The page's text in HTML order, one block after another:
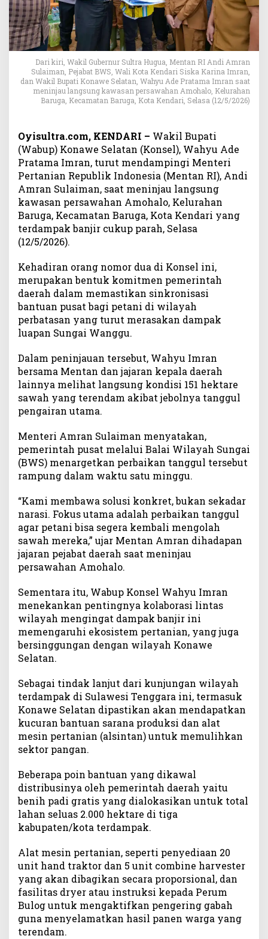
n
g
i
M
e
n
t
a
n
n
j
a
u
S
a
w
a
h
r
d
a
m
p
k
a
n
j
i
Dari kiri, Wakil Gubernur Sultra Hugua, Mentan RI Andi Amran
Sulaiman, Pejabat BWS, Wali Kota Kendari Siska Karina Imran,
dan Wakil Bupati Konawe Selatan, Wahyu Ade Pratama Imran saat
meninjau langsung kawasan persawahan Amohalo, Kelurahan
Baruga, Kecamatan Baruga, Kota Kendari, Selasa (12/5/2026)
Oyisultra.com, KENDARI – Wakil Bupati
(Wabup) Konawe Selatan (Konsel), Wahyu Ade
Pratama Imran, turut mendampingi Menteri
Pertanian Republik Indonesia (Mentan RI), Andi
Amran Sulaiman, saat meninjau langsung
kawasan persawahan Amohalo, Kelurahan
Baruga, Kecamatan Baruga, Kota Kendari yang
terdampak banjir cukup parah, Selasa
(12/5/2026).
Kehadiran orang nomor dua di Konsel ini,
merupakan bentuk komitmen pemerintah
daerah dalam memastikan sinkronisasi
bantuan pusat bagi petani di wilayah
perbatasan yang turut merasakan dampak
luapan Sungai Wanggu.
Dalam peninjauan tersebut, Wahyu Imran
bersama Mentan dan jajaran kepala daerah
lainnya melihat langsung kondisi 151 hektare
sawah yang terendam akibat jebolnya tanggul
pengairan utama.
Menteri Amran Sulaiman menyatakan,
pemerintah pusat melalui Balai Wilayah Sungai
(BWS) menargetkan perbaikan tanggul tersebut
rampung dalam waktu satu minggu.
“Kami membawa solusi konkret, bukan sekadar
narasi. Fokus utama adalah perbaikan tanggul
agar petani bisa segera kembali mengolah
sawah mereka,” ujar Mentan Amran dihadapan
jajaran pejabat daerah saat meninjau
persawahan Amohalo.
Sementara itu, Wabup Konsel Wahyu Imran
menekankan pentingnya kolaborasi lintas
wilayah mengingat dampak banjir ini
memengaruhi ekosistem pertanian, yang juga
bersinggungan dengan wilayah Konawe
Selatan.
Sebagai tindak lanjut dari kunjungan wilayah
terdampak di Sulawesi Tenggara ini, termasuk
Konawe Selatan dipastikan akan mendapatkan
kucuran bantuan sarana produksi dan alat
mesin pertanian (alsintan) untuk memulihkan
sektor pangan.
Beberapa poin bantuan yang dikawal
distribusinya oleh pemerintah daerah yaitu
benih padi gratis yang dialokasikan untuk total
lahan seluas 2.000 hektare di tiga
kabupaten/kota terdampak.
Alat mesin pertanian, seperti penyediaan 20
unit hand traktor dan 5 unit combine harvester
yang akan dibagikan secara proporsional, dan
fasilitas dryer atau instruksi kepada Perum
Bulog untuk mengaktifkan pengering gabah
guna menyelamatkan hasil panen warga yang
terendam.